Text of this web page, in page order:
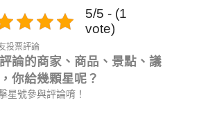
5/5 - (1
vote)
投票評論
論的商家、商品、景點、議
你給幾顆星呢？
星號參與評論唷！